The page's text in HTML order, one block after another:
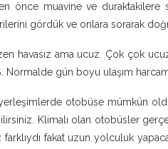
önce muavine ve
gördük ve onlara sorarak
havasız ama ucuz. Çok çok
gün boyu ulaşım
otobüse mümkün
Klimalı olan otobüsler
farklıydı fakat uzun yolculuk